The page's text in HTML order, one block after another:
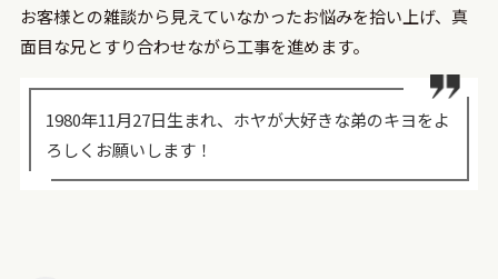
お客様との雑談から見えていなかったお悩みを拾い上げ、真
面目な兄とすり合わせながら工事を進めます。
1980年11月27日生まれ、ホヤが大好きな弟のキヨをよ
ろしくお願いします！